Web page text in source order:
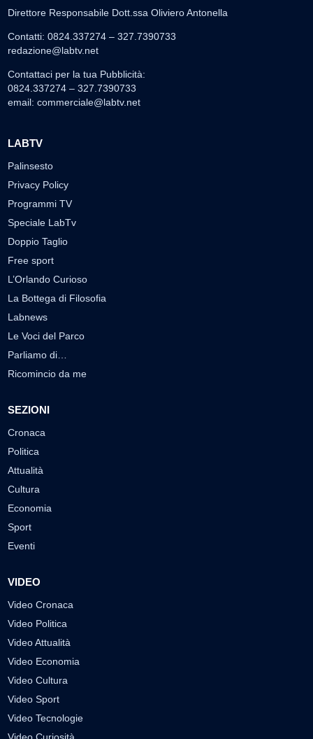
Direttore Responsabile Dott.ssa Oliviero Antonella
Contatti: 0824.337274 – 327.7390733
redazione@labtv.net
Contattaci per la tua Pubblicità:
0824.337274 – 327.7390733
email: commerciale@labtv.net
LABTV
Palinsesto
Privacy Policy
Programmi TV
Speciale LabTv
Doppio Taglio
Free sport
L’Orlando Curioso
La Bottega di Filosofia
Labnews
Le Voci del Parco
Parliamo di…
Ricomincio da me
SEZIONI
Cronaca
Politica
Attualità
Cultura
Economia
Sport
Eventi
VIDEO
Video Cronaca
Video Politica
Video Attualità
Video Economia
Video Cultura
Video Sport
Video Tecnologie